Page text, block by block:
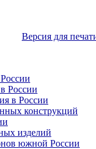
Версия для
России
в России
конструкций
изделий
южной России